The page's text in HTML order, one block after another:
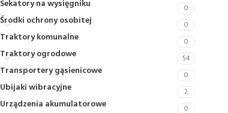
Sekatory na wysięgniku 0
Środki ochrony osobitej 0
Traktory komunalne 0
Traktory ogrodowe 54
Transportery gąsienicowe 0
Ubijaki wibracyjne 2
Urządzenia akumulatorowe 0